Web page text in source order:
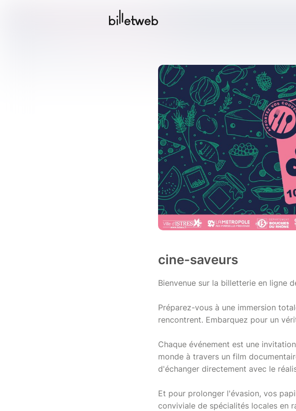
cine-saveurs
Bienvenue sur la billetterie en ligne
Préparez-vous à une immersion
rencontrent. Embarquez pour un
Chaque événement est une
monde à travers un film
d'échanger directement avec le
Et pour prolonger l'évasion, vos
conviviale de spécialités locales en